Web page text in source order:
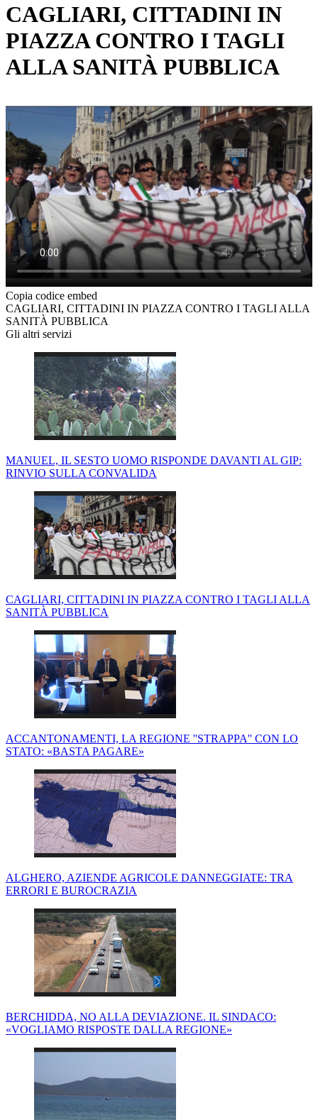
CAGLIARI, CITTADINI IN
PIAZZA CONTRO I TAGLI
ALLA SANITÀ PUBBLICA
Copia codice embed
CAGLIARI, CITTADINI IN PIAZZA CONTRO I TAGLI ALLA
SANITÀ PUBBLICA
Gli altri servizi
MANUEL, IL SESTO UOMO RISPONDE DAVANTI AL GIP:
RINVIO SULLA CONVALIDA
CAGLIARI, CITTADINI IN PIAZZA CONTRO I TAGLI ALLA
SANITÀ PUBBLICA
ACCANTONAMENTI, LA REGIONE ''STRAPPA'' CON LO
STATO: «BASTA PAGARE»
ALGHERO, AZIENDE AGRICOLE DANNEGGIATE: TRA
ERRORI E BUROCRAZIA
BERCHIDDA, NO ALLA DEVIAZIONE. IL SINDACO:
«VOGLIAMO RISPOSTE DALLA REGIONE»